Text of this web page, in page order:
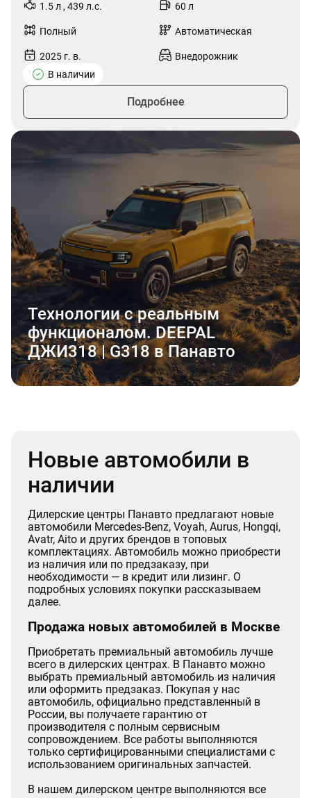
1.5 л , 439 л.с. 60 л
Полный Автоматическая
2025 г. в.
Внедорожник
В наличии
Подробнее
Технологии с реальным
функционалом. DEEPAL
ДЖИ318 | G318 в Панавто
Новые автомобили в
наличии
Дилерские центры Панавто предлагают новые
автомобили Mercedes-Benz, Voyah, Aurus, Hongqi,
Avatr, Aito и других брендов в топовых
комплектациях. Автомобиль можно приобрести
из наличия или по предзаказу, при
необходимости — в кредит или лизинг. О
подробных условиях покупки рассказываем
далее.
Продажа новых автомобилей в Москве
Приобретать премиальный автомобиль лучше
всего в дилерских центрах. В Панавто можно
выбрать премиальный автомобиль из наличия
или оформить предзаказ. Покупая у нас
автомобиль, официально представленный в
России, вы получаете гарантию от
производителя с полным сервисным
сопровождением. Все работы выполняются
только сертифицированными специалистами с
использованием оригинальных запчастей.
В нашем дилерском центре выполняются все